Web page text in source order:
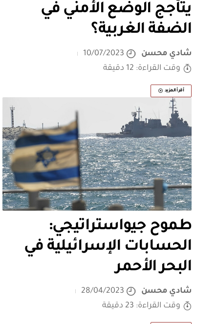
يتأجج الوضع الأمني في
الضفة الغربية؟
شادي محسن
10/07/2023
وقت القراءة: 12 دقيقة
أقرأ المزيد
طموح جيواستراتيجي:
الحسابات الإسرائيلية في
البحر الأحمر
شادي محسن
28/04/2023
وقت القراءة: 23 دقيقة